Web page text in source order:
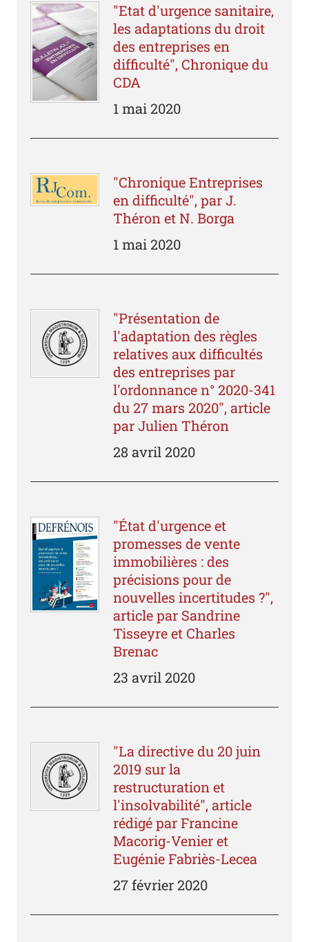
"Etat d'urgence sanitaire,
les adaptations du droit
des entreprises en
difficulté", Chronique du
CDA
1 mai 2020
"Chronique Entreprises
en difficulté", par J.
Théron et N. Borga
1 mai 2020
"Présentation de
l'adaptation des règles
relatives aux difficultés
des entreprises par
l'ordonnance n° 2020-341
du 27 mars 2020", article
par Julien Théron
28 avril 2020
"État d'urgence et
promesses de vente
immobilières : des
précisions pour de
nouvelles incertitudes ?",
article par Sandrine
Tisseyre et Charles
Brenac
23 avril 2020
"La directive du 20 juin
2019 sur la
restructuration et
l'insolvabilité", article
rédigé par Francine
Macorig-Venier et
Eugénie Fabriès-Lecea
27 février 2020